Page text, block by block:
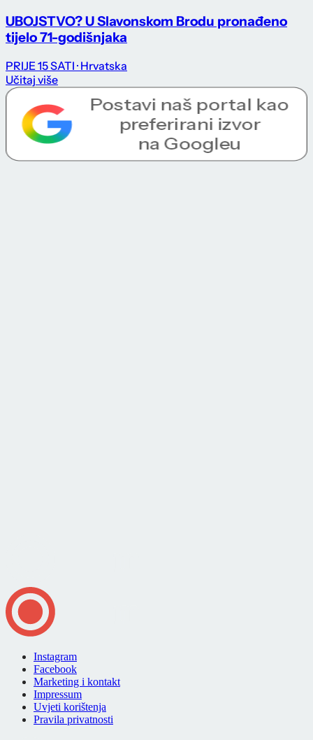
UBOJSTVO? U Slavonskom Brodu pronađeno
tijelo 71-godišnjaka
PRIJE 15 SATI · Hrvatska
Učitaj više
Instagram
Facebook
Marketing i kontakt
Impressum
Uvjeti korištenja
Pravila privatnosti